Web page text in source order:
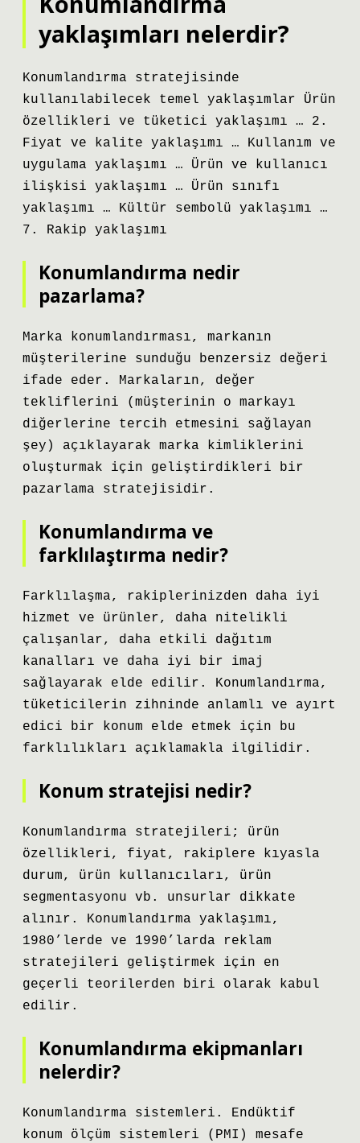
yaklaşımları nelerdir?
Konumlandırma stratejisinde
kullanılabilecek temel yaklaşımlar Ürün
özellikleri ve tüketici yaklaşımı … 2.
Fiyat ve kalite yaklaşımı … Kullanım ve
uygulama yaklaşımı … Ürün ve kullanıcı
ilişkisi yaklaşımı … Ürün sınıfı
yaklaşımı … Kültür sembolü yaklaşımı …
7. Rakip yaklaşımı
Konumlandırma nedir
pazarlama?
Marka konumlandırması, markanın
müşterilerine sunduğu benzersiz değeri
ifade eder. Markaların, değer
tekliflerini (müşterinin o markayı
diğerlerine tercih etmesini sağlayan
şey) açıklayarak marka kimliklerini
oluşturmak için geliştirdikleri bir
pazarlama stratejisidir.
Konumlandırma ve
farklılaştırma nedir?
Farklılaşma, rakiplerinizden daha iyi
hizmet ve ürünler, daha nitelikli
çalışanlar, daha etkili dağıtım
kanalları ve daha iyi bir imaj
sağlayarak elde edilir. Konumlandırma,
tüketicilerin zihninde anlamlı ve ayırt
edici bir konum elde etmek için bu
farklılıkları açıklamakla ilgilidir.
Konum stratejisi nedir?
Konumlandırma stratejileri; ürün
özellikleri, fiyat, rakiplere kıyasla
durum, ürün kullanıcıları, ürün
segmentasyonu vb. unsurlar dikkate
alınır. Konumlandırma yaklaşımı,
1980’lerde ve 1990’larda reklam
stratejileri geliştirmek için en
geçerli teorilerden biri olarak kabul
edilir.
Konumlandırma ekipmanları
nelerdir?
Konumlandırma sistemleri. Endüktif
konum ölçüm sistemleri (PMI) mesafe